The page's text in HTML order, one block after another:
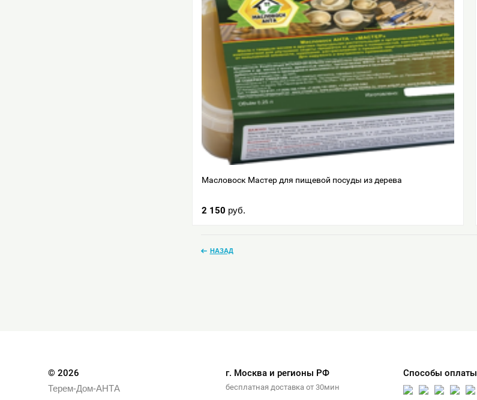
Масловоск Мастер для пищевой посуды из дерева
2 150 руб.
НАЗАД
© 2026
Терем-Дом-АНТА
г. Москва и регионы РФ
бесплатная доставка от 30мин
Способы оплаты